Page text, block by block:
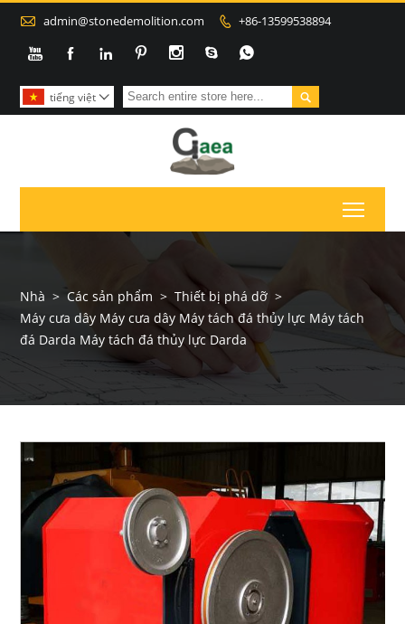
 admin@stonedemolition.com  +86-13599538894
      

tiếng việt 
Nhà > Các sản phẩm > Thiết bị phá dỡ >
Máy cưa dây Máy cưa dây Máy tách đá thủy lực Máy tách
đá Darda Máy tách đá thủy lực Darda